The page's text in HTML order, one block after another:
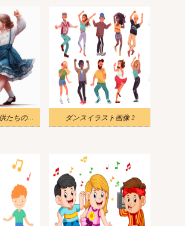
イラスト 2 人の子供たちのダンスのイメージ ダンスイラスト画像 2